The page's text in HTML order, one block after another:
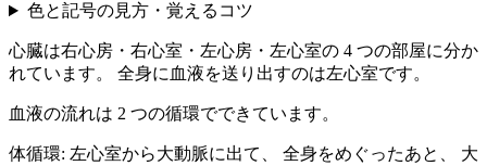
色と記号の見方・覚えるコツ
心臓は右心房・右心室・左心房・左心室の 4 つの部屋に分か
れています。 全身に血液を送り出すのは左心室です。
血液の流れは 2 つの循環でできています。
体循環: 左心室から大動脈に出て、 全身をめぐったあと、 大